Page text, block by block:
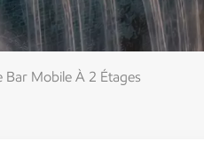
Mobile À 2 Étages